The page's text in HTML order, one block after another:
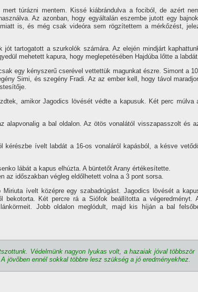
túrázni mentem. Kissé kiábrándulva a fociból, de azért
Az azonban, hogy egyáltalán eszembe jutott egy
is, és még csak videóra sem rögzí­tettem a mérkőzést,
tartogatott a szurkolók számára. Az elején mindjárt
mehetett kapura, hogy meglepetésében Hajdúba lőtte a
egy kényszerű cserével vettettük magunkat észre. Simont a
Simi, és szegény Fradi. Az az ember kell, hogy távol
amikor Jagodics lövését védte a kapusuk. Két perc múlva
alapvonalig a bal oldalon. Az ötös vonalától visszapasszolt és
kérészbe í­velt labdát a 16-os vonaláról kapásból, a késve
lábát a kapus elhúzta. A büntetőt Arany értékesí­tette.
az időszakban végleg eldőlhetett volna a 3 pont sorsa.
í­velt középre egy szabadrúgást. Jagodics lövését a
bekotorta. Két percre rá a Siófok beállí­totta a végeredményt.
Jobb oldalon meglódult, majd kis hí­ján a bal
Védelmünk nagyon lyukas volt, a hazaiak jóval többször
jövőben ennél sokkal többre lesz szükség a jó eredményekhez.